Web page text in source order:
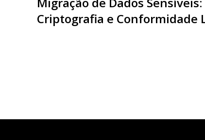
Criptografia e Conformidade